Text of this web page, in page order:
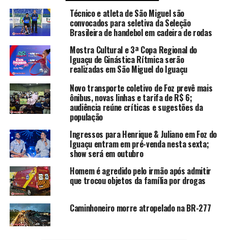
Técnico e atleta de São Miguel são
convocados para seletiva da Seleção
Brasileira de handebol em cadeira de rodas
Mostra Cultural e 3ª Copa Regional do
Iguaçu de Ginástica Rítmica serão
realizadas em São Miguel do Iguaçu
Novo transporte coletivo de Foz prevê mais
ônibus, novas linhas e tarifa de R$ 6;
audiência reúne críticas e sugestões da
população
Ingressos para Henrique & Juliano em Foz do
Iguaçu entram em pré-venda nesta sexta;
show será em outubro
Homem é agredido pelo irmão após admitir
que trocou objetos da família por drogas
Caminhoneiro morre atropelado na BR-277